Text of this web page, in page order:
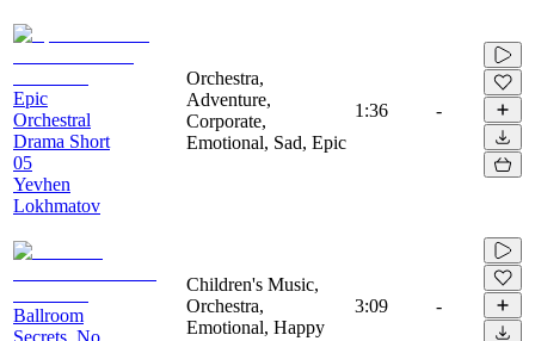
Epic
Orchestral
Drama Short
05
Yevhen
Lokhmatov
Orchestra,
Adventure,
Corporate,
Emotional, Sad, Epic
1:36 -
Ballroom
Secrets_No
Children's Music,
Orchestra,
Emotional, Happy
3:09 -